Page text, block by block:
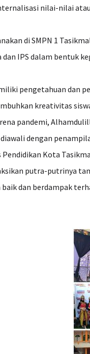
nilai-nilai
di SMPN 1
IPS dalam bentuk
pengetahuan dan
kreativitas
pandemi,
dengan
Pendidikan Kota
putra-putrinya
dan berdampak